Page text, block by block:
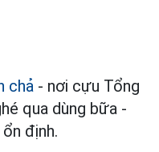
chả - nơi cựu Tổng
qua dùng bữa -
định.